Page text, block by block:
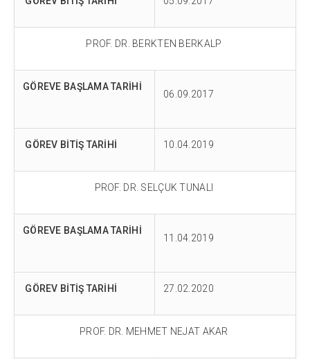
PROF. DR. BERKTEN BERKALP
GÖREVE BAŞLAMA TARİHİ
06.09.2017
GÖREV BİTİŞ TARİHİ 10.04.2019
PROF. DR. SELÇUK TUNALI
GÖREVE BAŞLAMA TARİHİ
11.04.2019
GÖREV BİTİŞ TARİHİ 27.02.2020
PROF. DR. MEHMET NEJAT AKAR